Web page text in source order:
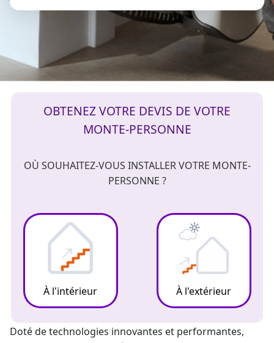
OBTENEZ VOTRE DEVIS DE VOTRE
MONTE-PERSONNE
OÙ SOUHAITEZ-VOUS INSTALLER VOTRE MONTE-
PERSONNE ?
À l'intérieur À l'extérieur
Doté de technologies innovantes et performantes,